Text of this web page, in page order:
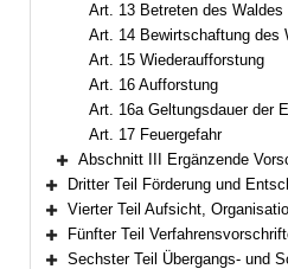
Art. 13 Betreten des Waldes
Art. 14 Bewirtschaftung des
Art. 15 Wiederaufforstung
Art. 16 Aufforstung
Art. 16a Geltungsdauer der
Art. 17 Feuergefahr
Bereich erweitern
Abschnitt III Ergänzende Vorschriften über die
Bereich erweitern
Dritter Teil Förderung und
Bereich erweitern
Vierter Teil Aufsicht, Organisation, altrechtliche
Bereich erweitern
Fünfter Teil Verfahrensvorschriften,
Sechster Teil Übergangs- und